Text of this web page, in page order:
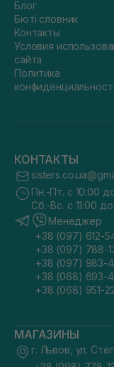
Блог
Бюті словник
Контакты
Условия
сайта
Политика
КОНТАКТЫ
Пн.-Пт. с 10:00
Сб.-Вс. с 11:00
Менеджер
+38 (097) 612-
+38 (097) 788-
+38 (097) 983-
+38 (068) 693-
+38 (068) 951-
МАГАЗИНЫ
г. Львов, ул.